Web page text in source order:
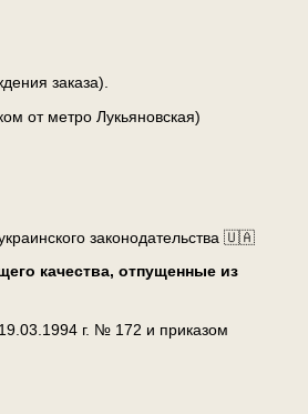
заказа).
от метро Лукьяновская)
законодательства 🇺🇦
качества, отпущенные из
г. № 172 и приказом